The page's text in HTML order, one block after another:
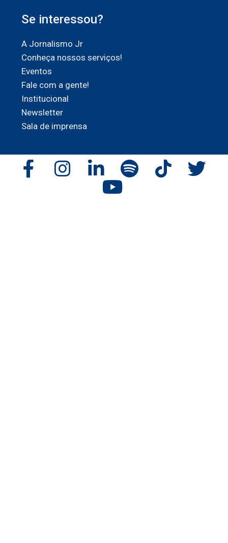
Se interessou?
A Jornalismo Jr
Conheça nossos serviços!
Eventos
Fale com a gente!
Institucional
Newsletter
Sala de imprensa